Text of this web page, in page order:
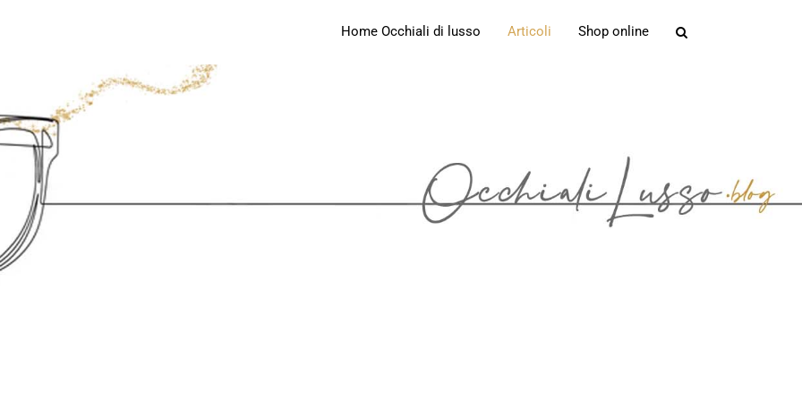
Home Occhiali di lusso Articoli Shop online